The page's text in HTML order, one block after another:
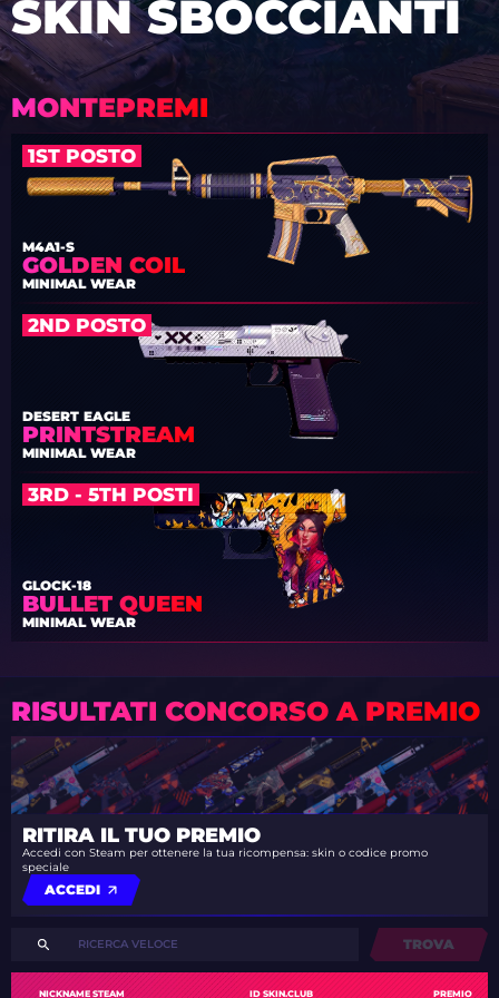
SKIN SBOCCIANTI
MONTEPREMI
1ST POSTO
M4A1-S
GOLDEN COIL
MINIMAL WEAR
2ND POSTO
DESERT EAGLE
PRINTSTREAM
MINIMAL WEAR
3RD - 5TH POSTI
GLOCK-18
BULLET QUEEN
MINIMAL WEAR
RISULTATI CONCORSO A PREMIO
RITIRA IL TUO PREMIO
Accedi con Steam per ottenere la tua ricompensa: skin o codice promo
speciale
ACCEDI
TROVA
NICKNAME STEAM ID SKIN.CLUB PREMIO